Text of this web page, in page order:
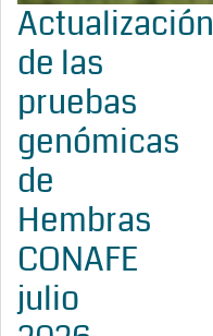
Actualización
de las
pruebas
genómicas
de
Hembras
CONAFE
julio